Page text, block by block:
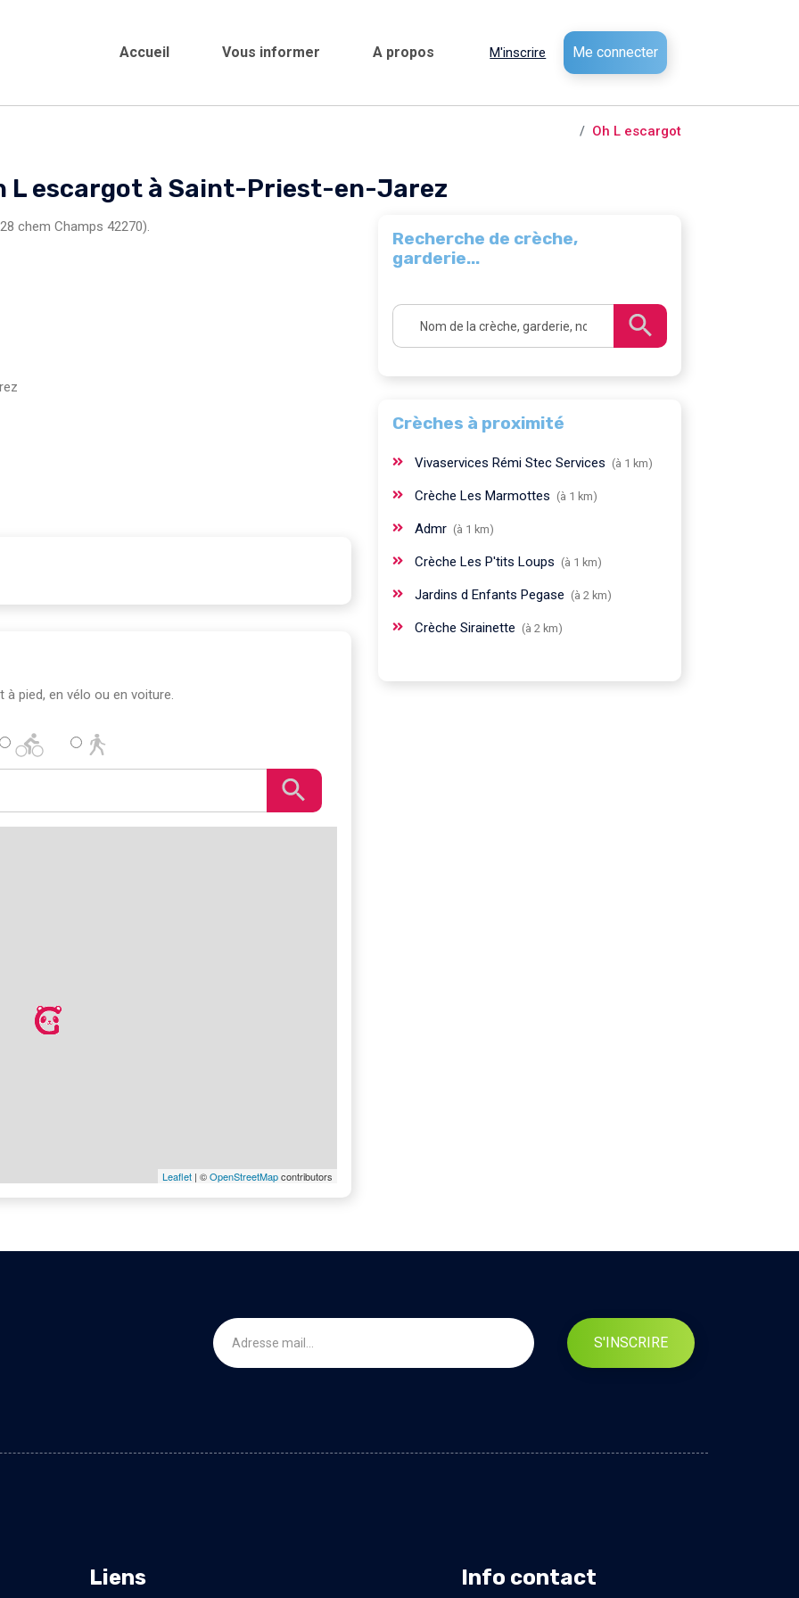
Accueil Vous informer A propos M'inscrire Me connecter
Oh L escargot
L escargot à Saint-Priest-en-Jarez
chem Champs 42270).
à pied, en vélo ou en voiture.
Leaflet | ©OpenStreetMapcontributors
Recherche de crèche,
garderie...
Crèches à proximité
Vivaservices Rémi Stec Services (à 1 km)
Crèche Les Marmottes (à 1 km)
Admr (à 1 km)
Crèche Les P'tits Loups (à 1 km)
Jardins d Enfants Pegase (à 2 km)
Crèche Sirainette (à 2 km)
S'INSCRIRE
Liens Info contact